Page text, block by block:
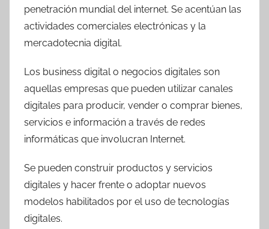
penetración mundial del internet. Se acentúan las
actividades comerciales electrónicas y la
mercadotecnia digital.
Los business digital o negocios digitales son
aquellas empresas que pueden utilizar canales
digitales para producir, vender o comprar bienes,
servicios e información a través de redes
informáticas que involucran Internet.
Se pueden construir productos y servicios
digitales y hacer frente o adoptar nuevos
modelos habilitados por el uso de tecnologías
digitales.